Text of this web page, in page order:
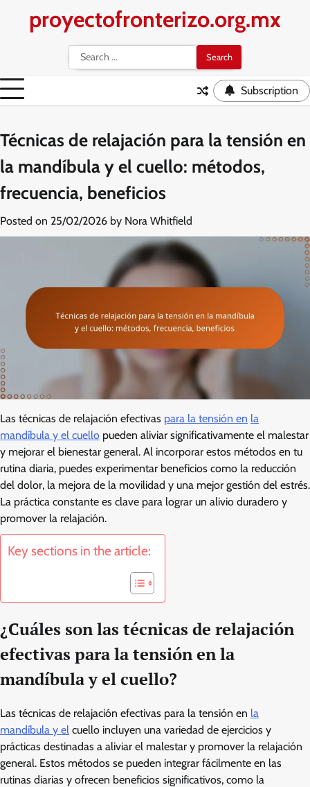
proyectofronterizo.org.mx
Search
for:
Subscription
Técnicas de relajación para la tensión en
la mandíbula y el cuello: métodos,
frecuencia, beneficios
Posted on 25/02/2026 by Nora Whitfield
Las técnicas de relajación efectivas para la tensión en la
mandíbula y el cuello pueden aliviar significativamente el malestar
y mejorar el bienestar general. Al incorporar estos métodos en tu
rutina diaria, puedes experimentar beneficios como la reducción
del dolor, la mejora de la movilidad y una mejor gestión del estrés.
La práctica constante es clave para lograr un alivio duradero y
promover la relajación.
Key sections in the article:
¿Cuáles son las técnicas de relajación
efectivas para la tensión en la
mandíbula y el cuello?
Las técnicas de relajación efectivas para la tensión en la
mandíbula y el cuello incluyen una variedad de ejercicios y
prácticas destinadas a aliviar el malestar y promover la relajación
general. Estos métodos se pueden integrar fácilmente en las
rutinas diarias y ofrecen beneficios significativos, como la